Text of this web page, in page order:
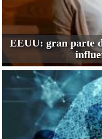
EEUU: gran parte